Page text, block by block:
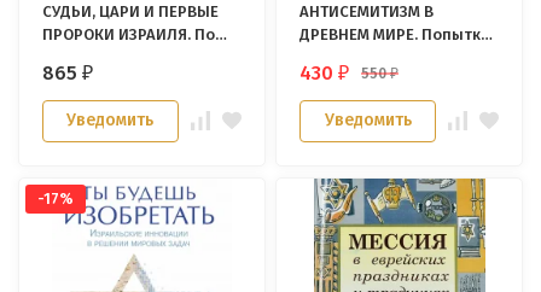
СУДЬИ, ЦАРИ И ПЕРВЫЕ
ПРОРОКИ ИЗРАИЛЯ. По
Феликс Кандель
865₽
Уведомить
АНТИСЕМИТИЗМ В
ДРЕВНЕМ МИРЕ. Попытки
и его причины. Соломон
Лурье
430₽ 550₽
Уведомить
-17%